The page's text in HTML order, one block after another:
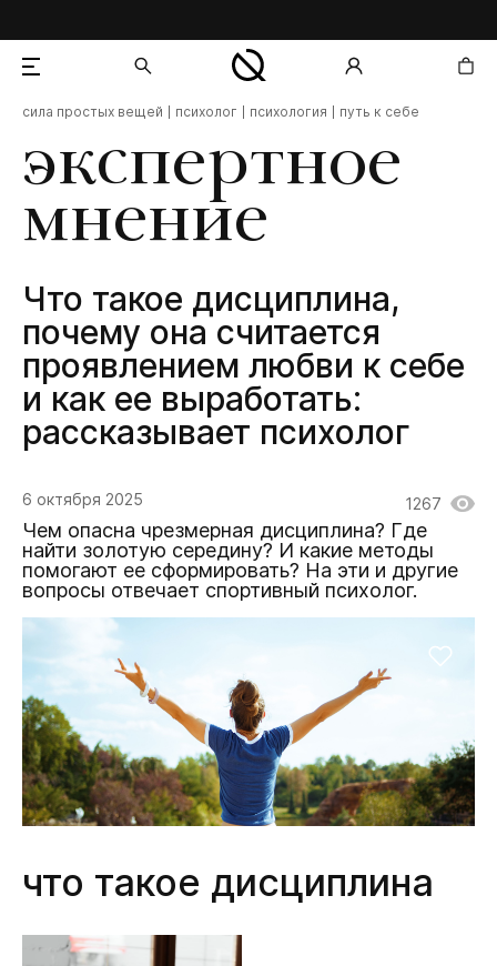
экспертное
мнение
Что такое дисциплина,
почему она считается
проявлением любви к себе
и как ее выработать:
рассказывает психолог
сила простых вещей психолог психология путь к себе
6 октября 2025 1267
Чем опасна чрезмерная дисциплина? Где
найти золотую середину? И какие методы
помогают ее сформировать? На эти и другие
вопросы отвечает спортивный психолог.
что такое дисциплина